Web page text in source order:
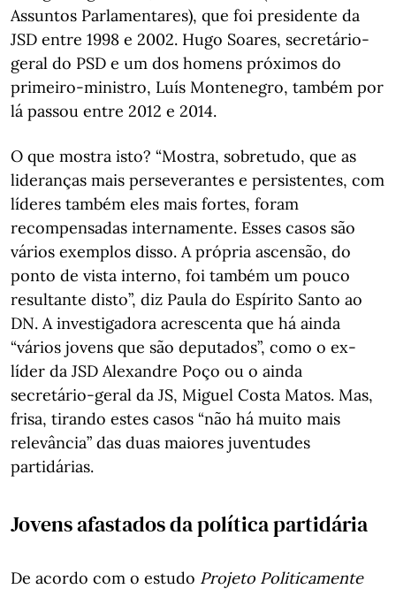
Assuntos Parlamentares), que foi presidente da
JSD entre 1998 e 2002. Hugo Soares, secretário-
geral do PSD e um dos homens próximos do
primeiro-ministro, Luís Montenegro, também por
lá passou entre 2012 e 2014.
O que mostra isto? “Mostra, sobretudo, que as
lideranças mais perseverantes e persistentes, com
líderes também eles mais fortes, foram
recompensadas internamente. Esses casos são
vários exemplos disso. A própria ascensão, do
ponto de vista interno, foi também um pouco
resultante disto”, diz Paula do Espírito Santo ao
DN. A investigadora acrescenta que há ainda
“vários jovens que são deputados”, como o ex-
líder da JSD Alexandre Poço ou o ainda
secretário-geral da JS, Miguel Costa Matos. Mas,
frisa, tirando estes casos “não há muito mais
relevância” das duas maiores juventudes
partidárias.
Jovens afastados da política partidária
De acordo com o estudo Projeto Politicamente